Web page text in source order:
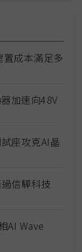
成本滿足多
加速向48V
座攻克AI晶
信驊科技
AI Wave